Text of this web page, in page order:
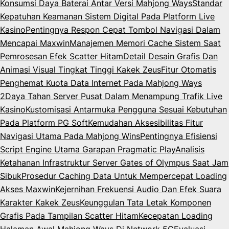
Konsumsi Daya Baterai Antar Versi Mahjong WaysStandar
Kepatuhan Keamanan Sistem Digital Pada Platform Live
KasinoPentingnya Respon Cepat Tombol Navigasi Dalam
Mencapai MaxwinManajemen Memori Cache Sistem Saat
Pemrosesan Efek Scatter HitamDetail Desain Grafis Dan
Animasi Visual Tingkat Tinggi Kakek ZeusFitur Otomatis
Penghemat Kuota Data Internet Pada Mahjong Ways
2Daya Tahan Server Pusat Dalam Menampung Trafik Live
KasinoKustomisasi Antarmuka Pengguna Sesuai Kebutuhan
Pada Platform PG SoftKemudahan Aksesibilitas Fitur
Navigasi Utama Pada Mahjong WinsPentingnya Efisiensi
Script Engine Utama Garapan Pragmatic PlayAnalisis
Ketahanan Infrastruktur Server Gates of Olympus Saat Jam
SibukProsedur Caching Data Untuk Mempercepat Loading
Akses MaxwinKejernihan Frekuensi Audio Dan Efek Suara
Karakter Kakek ZeusKeunggulan Tata Letak Komponen
Grafis Pada Tampilan Scatter HitamKecepatan Loading